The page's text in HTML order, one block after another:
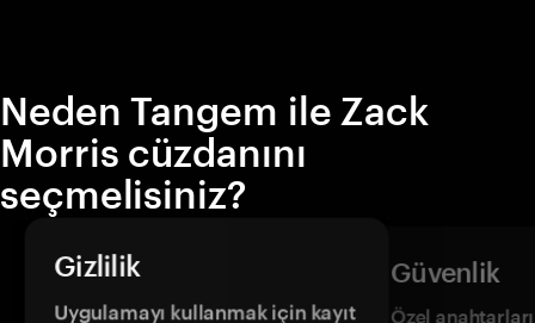
Neden Tangem ile Zack
Morris cüzdanını
seçmelisiniz?
Gizlilik
Uygulamayı kullanmak için kayıt
Güvenlik
Özel